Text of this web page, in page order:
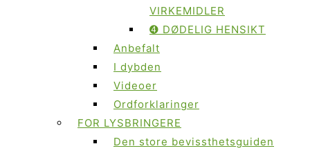
VIRKEMIDLER
➍ DØDELIG HENSIKT
Anbefalt
I dybden
Videoer
Ordforklaringer
FOR LYSBRINGERE
Den store bevissthetsguiden